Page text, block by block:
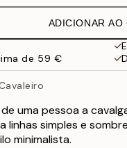
ADICIONAR AO
de 59 €
uma pessoa a
linhas simples e
minimalista.